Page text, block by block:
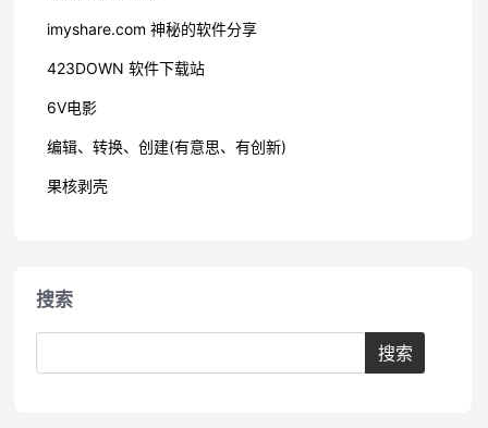
imyshare.com 神秘的软件分享
423DOWN 软件下载站
6V电影
编辑、转换、创建(有意思、有创新)
果核剥壳
搜索